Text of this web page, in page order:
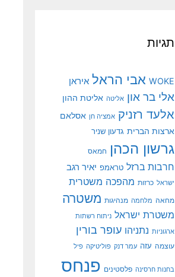
תגיות
WOKE אבי הראל איראן
אלי בר און אליטה אליטת ההון
אלעד רזניק אמציה חן אסלאם
ארצות הברית גדעון שניר
גרשון הכהן חמאס
חרבות ברזל טראמפ יאיר רגב
ישראל כרזות מהפכה משטרית
מחאה מלחמה מנהיגות משטרה
משטרת ישראל ניתוח רשתות
ארגוניות נתניהו עופר בורין
עוצמה עזה עמר דנק פוליטיקה פיל
בחנות חרסינה פלסטינים פנחס